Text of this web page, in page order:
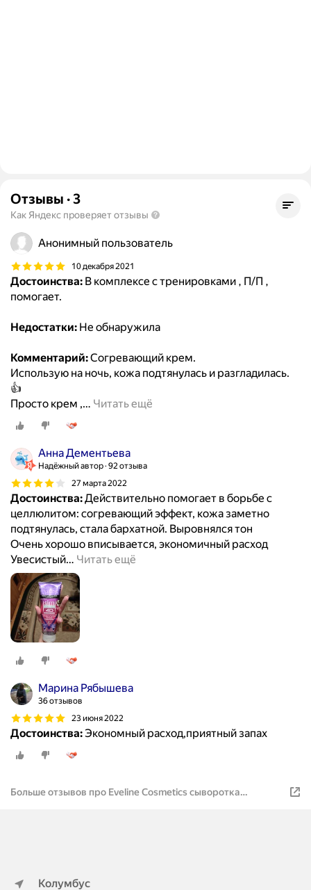
Отзывы · 3
Как Яндекс проверяет отзывы
Анонимный пользователь
10 декабря 2021
Достоинства: В комплексе с тренировками , П/П ,
помогает.
Недостатки: Не обнаружила
Комментарий:Согревающий крем.
Использую на ночь, кожа подтянулась и разгладилась.
👍
Просто крем ,… Читать ещё
Анна Дементьева
Надёжный автор 92 отзыва
27 марта 2022
Достоинства:Действительно помогает в борьбе с
целлюлитом: согревающий эффект, кожа заметно
подтянулась, стала бархатной. Выровнялся тон
Очень хорошо вписывается, экономичный расход
Увесистый… Читать ещё
Марина Рябышева
36 отзывов
23 июня 2022
Достоинства:Экономный расход,приятный запах
Больше отзывов про Eveline Cosmetics сыворотка
Колумбус